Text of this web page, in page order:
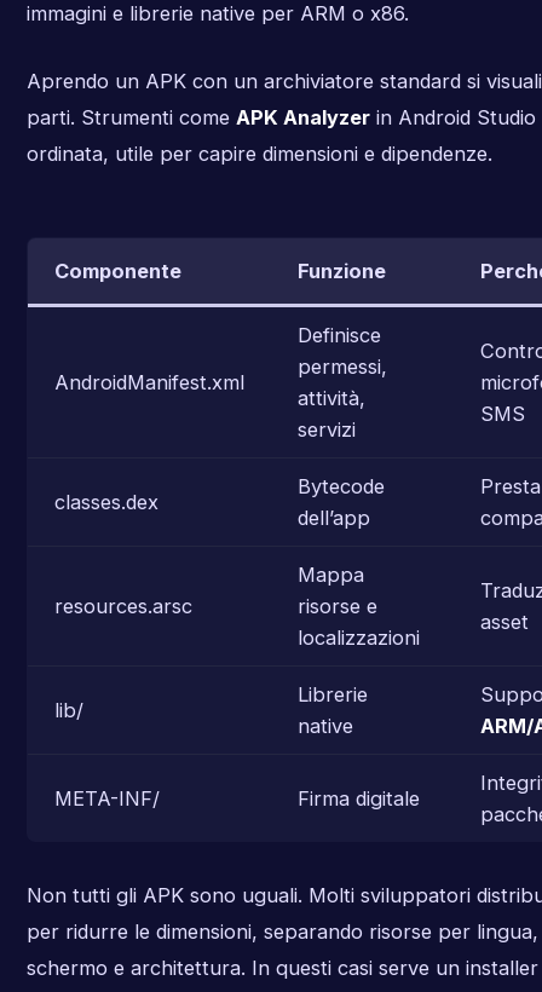
immagini e librerie native per ARM o x86.
Aprendo un APK con un archiviatore standard si
parti. Strumenti come APK Analyzerin Android
ordinata, utile per capire dimensioni e dipendenze.
Componente Funzione
AndroidManifest.xml
Definisce
permessi,
attività,
servizi
SMS
classes.dex
Bytecode
dell’app
resources.arsc
Mappa
risorse e
localizzazioni
asset
lib/
Librerie
native
ARM/
META-INF/ Firma digitale
Non tutti gli APK sono uguali. Molti sviluppatori
per ridurre le dimensioni, separando risorse per
schermo e architettura. In questi casi serve un